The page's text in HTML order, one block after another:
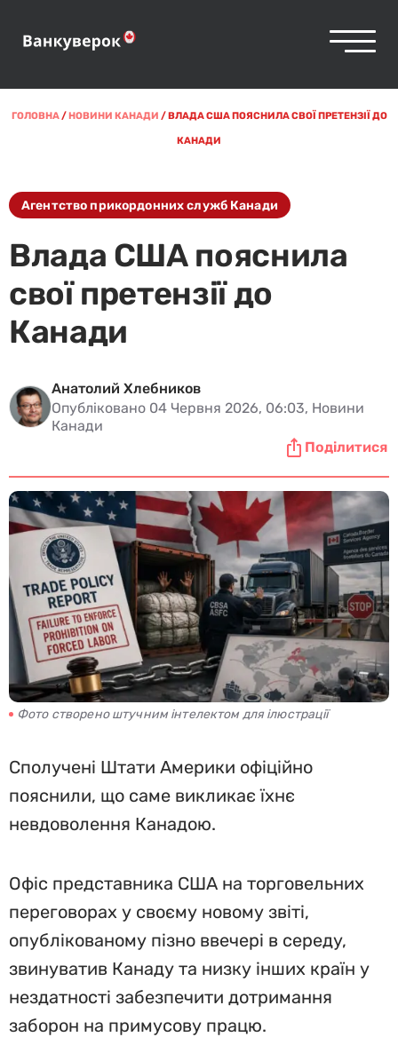
ГОЛОВНА/НОВИНИ КАНАДИ /ВЛАДА США ПОЯСНИЛА СВОЇ ПРЕТЕНЗІЇ ДО
КАНАДИ
Агентство прикордонних служб Канади
Влада США пояснила
свої претензії до
Канади
Анатолий Хлебников
Опубліковано 04 Червня 2026, 06:03, Новини
Канади
Поділитися
Фото створено штучним інтелектом для ілюстрації
Сполучені Штати Америки офіційно
пояснили, що саме викликає їхнє
невдоволення Канадою.
Офіс представника США на торговельних
переговорах у своєму новому звіті,
опублікованому пізно ввечері в середу,
звинуватив Канаду та низку інших країн у
нездатності забезпечити дотримання
заборон на примусову працю.